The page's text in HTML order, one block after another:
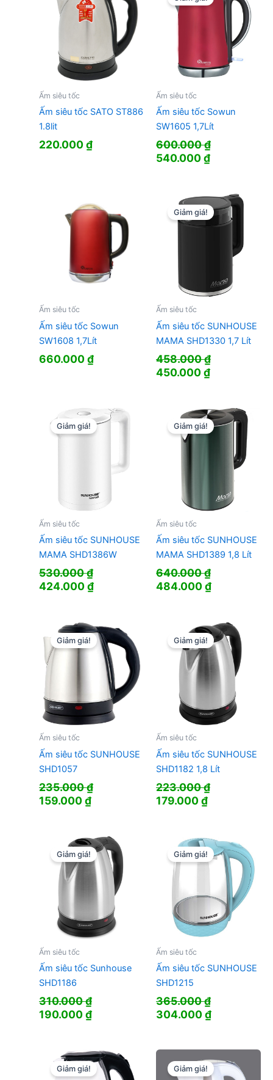
Ấm siêu tốc
Ấm siêu tốc SATO ST886
1.8lit
220.000₫
Ấm siêu tốc
Ấm siêu tốc Sowun
SW1605 1,7Lít
600.000₫
Giá
600.000 ₫.
540.000₫Giá
là:
540.000 ₫.
Ấm siêu tốc
Ấm siêu tốc Sowun
SW1608 1,7Lít
660.000₫
Giảm giá!
Ấm siêu tốc
Ấm siêu tốc SUNHOUSE
MAMA SHD1330 1,7 Lít
458.000₫
Giá
458.000 ₫.
450.000₫Giá
là:
450.000 ₫.
Giảm giá!
Ấm siêu tốc
Ấm siêu tốc SUNHOUSE
MAMA SHD1386W
530.000₫
Giá
530.000 ₫.
424.000₫Giá
là:
424.000 ₫.
Giảm giá!
Ấm siêu tốc
Ấm siêu tốc SUNHOUSE
MAMA SHD1389 1,8 Lít
640.000₫
Giá
640.000 ₫.
484.000₫Giá
là:
484.000 ₫.
Giảm giá!
Ấm siêu tốc
Ấm siêu tốc SUNHOUSE
SHD1057
235.000₫
Giá
235.000 ₫.
159.000₫Giá
là:
159.000 ₫.
Giảm giá!
Ấm siêu tốc
Ấm siêu tốc SUNHOUSE
SHD1182 1,8 Lít
223.000₫
Giá
223.000 ₫.
179.000₫Giá
là:
179.000 ₫.
Giảm giá!
Ấm siêu tốc
Ấm siêu tốc Sunhouse
SHD1186
310.000₫
Giá
310.000 ₫.
190.000₫Giá
là:
190.000 ₫.
Giảm giá!
Ấm siêu tốc
Ấm siêu tốc SUNHOUSE
SHD1215
365.000₫
Giá
365.000 ₫.
304.000₫Giá
304.000 ₫.
Giảm giá! Giảm giá!